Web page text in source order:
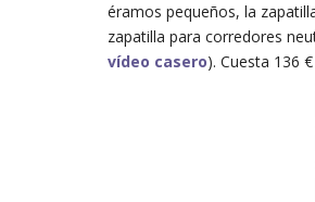
éramos pequeños, la
zapatilla para corredores
vídeo casero). Cuesta 136